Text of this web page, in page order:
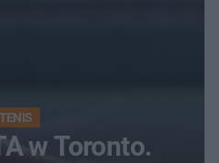
TENIS
w Toronto.